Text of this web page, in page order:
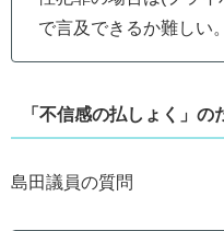
で言及できるか難しい。
「不信感の払しょく」
島田議員の質問